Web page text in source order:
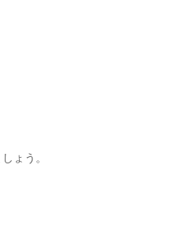
ょう。